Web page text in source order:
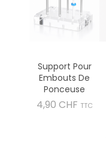
Support Pour
Embouts De
Ponceuse
4,90 CHF Prix
TTC